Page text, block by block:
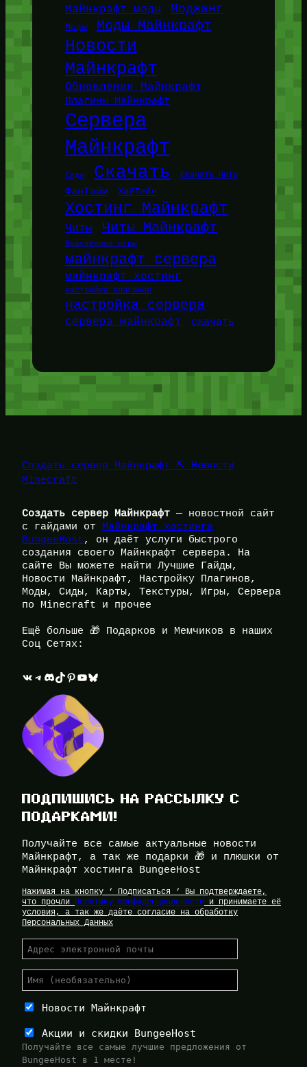
Майнкрафт моды Моджанг
Моды Моды Майнкрафт
Новости
Майнкрафт
Обновления Майнкрафт
Плагины Майнкрафт
Сервера
Майнкрафт
Сиды Скачать Скачать читы
ФанТайм ХайТейл
Хостинг Майнкрафт
Читы Читы Майнкрафт
браузерные игры
майнкрафт сервера
майнкрафт хостинг
настройка плагинов
настройка сервера
сервера майнкрафт скачать
Создать сервер Майнкрафт ⛏️ Новости
Minecraft
Создать сервер Майнкрафт — новостной сайт
с гайдами от Майнкрафт хостинга
BungeeHost, он даёт услуги быстрого
создания своего Майнкрафт сервера. На
сайте Вы можете найти Лучшие Гайды,
Новости Майнкрафт, Настройку Плагинов,
Моды, Сиды, Карты, Текстуры, Игры, Сервера
по Minecraft и прочее
Ещё больше 🎁 Подарков и Мемчиков в наших
Соц Сетях:
ВКонтакте Telegram Discord TikTok Pinterest YouTube Bluesky
ПОДПИШИСЬ НА РАССЫЛКУ С
ПОДАРКАМИ!
Получайте все самые актуальные новости
Майнкрафт, а так же подарки 🎁 и плюшки от
Майнкрафт хостинга BungeeHost
Нажимая на кнопку ‘ Подписаться ‘ Вы подтверждаете,
что прочли Политику Конфиденциальности и принимаете её
условия, а так же даёте согласие на обработку
Персональных Данных
Новости Майнкрафт
Акции и скидки BungeeHost
Получайте все самые лучшие предложения от
BungeeHost в 1 месте!